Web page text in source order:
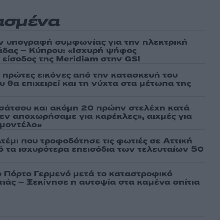
υπογραφή συμφωνίας για την ηλεκτρική
– Κύπρου: «Ισχυρή ψήφος
της Meridiam στην GSI
εικόνες από την κατασκευή του
επιχειρεί και τη νύχτα στα μέτωπα της
και ακόμη 20 πρώην στελέχη κατά
αποχωρήσαμε για καρέκλες», αιχμές για
που τροφοδότησε τις φωτιές σε Αττική
τα ισχυρότερα επεισόδια των τελευταίων 50
Πόρτο Γερμενό μετά το καταστροφικό
– Ξεκίνησε η αυτοψία στα καμένα σπίτια